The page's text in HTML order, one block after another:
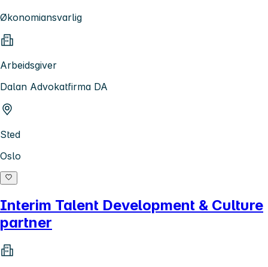
Økonomiansvarlig
Arbeidsgiver
Dalan Advokatfirma DA
Sted
Oslo
Interim Talent Development & Culture
partner